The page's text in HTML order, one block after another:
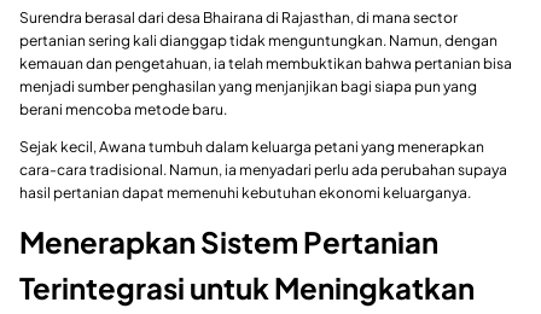
Surendra berasal dari desa Bhairana di Rajasthan, di mana sector
pertanian sering kali dianggap tidak menguntungkan. Namun, dengan
kemauan dan pengetahuan, ia telah membuktikan bahwa pertanian bisa
menjadi sumber penghasilan yang menjanjikan bagi siapa pun yang
berani mencoba metode baru.
Sejak kecil, Awana tumbuh dalam keluarga petani yang menerapkan
cara-cara tradisional. Namun, ia menyadari perlu ada perubahan supaya
hasil pertanian dapat memenuhi kebutuhan ekonomi keluarganya.
Menerapkan Sistem Pertanian
Terintegrasi untuk Meningkatkan